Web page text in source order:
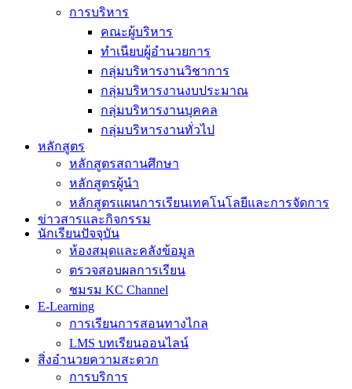
การบริหาร
คณะผู้บริหาร
ทำเนียบผู้อำนวยการ
กลุ่มบริหารงานวิชาการ
กลุ่มบริหารงานงบประมาณ
กลุ่มบริหารงานบุคคล
กลุ่มบริหารงานทั่วไป
หลักสูตร
หลักสูตรสถานศึกษา
หลักสูตรผู้นำ
หลักสูตรแผนการเรียนเทคโนโลยีและการจัดการ
ข่าวสารและกิจกรรม
นักเรียนปัจจุบัน
ห้องสมุดและคลังข้อมูล
ตรวจสอบผลการเรียน
ชมรม KC Channel
E-Learning
การเรียนการสอนทางไกล
LMS บทเรียนออนไลน์
สิ่งอำนวยความสะดวก
การบริการ